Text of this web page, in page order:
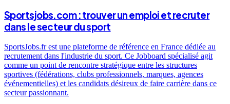
Sportsjobs.com : trouver un emploi et recruter
dans le secteur du sport
SportsJobs.fr est une plateforme de référence en France dédiée au
recrutement dans l'industrie du sport. Ce Jobboard spécialisé agit
comme un point de rencontre stratégique entre les structures
sportives (fédérations, clubs professionnels, marques, agences
événementielles) et les candidats désireux de faire carrière dans ce
secteur passionnant.